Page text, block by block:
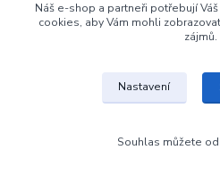
info@protopeni.cz
Náš e-shop a partneři potřebují Váš
cookies, aby Vám mohli
zájmů.
Nastavení
Souhlas můžete